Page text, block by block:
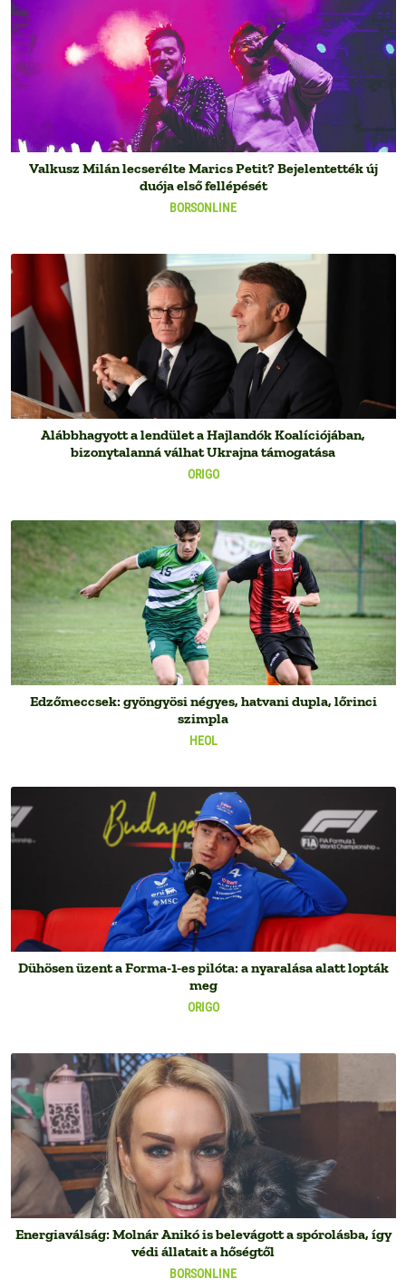
BORSONLINE
Valkusz Milán lecserélte Marics Petit? Bejelentették új
duója első fellépését
ORIGO
Alábbhagyott a lendület a Hajlandók Koalíciójában,
bizonytalanná válhat Ukrajna támogatása
HEOL
Edzőmeccsek: gyöngyösi négyes, hatvani dupla, lőrinci
szimpla
ORIGO
Dühösen üzent a Forma-1-es pilóta: a nyaralása alatt lopták
meg
BORSONLINE
Energiaválság: Molnár Anikó is belevágott a spórolásba, így
védi állatait a hőségtől